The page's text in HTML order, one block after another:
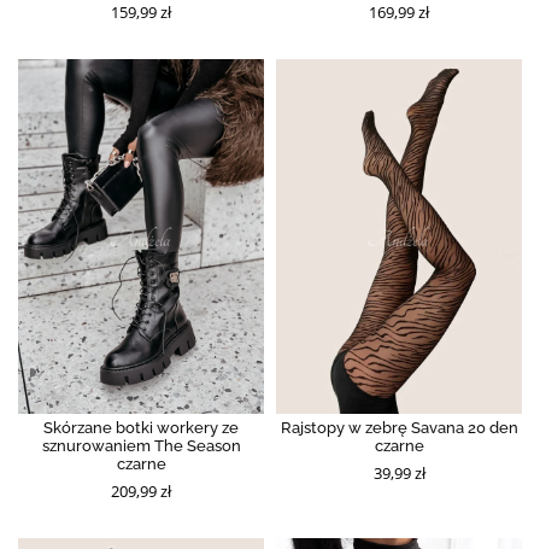
159,99 zł 169,99 zł
Skórzane botki workery ze
sznurowaniem The Season
czarne
209,99 zł
Rajstopy w zebrę Savana 20 den
czarne
39,99 zł